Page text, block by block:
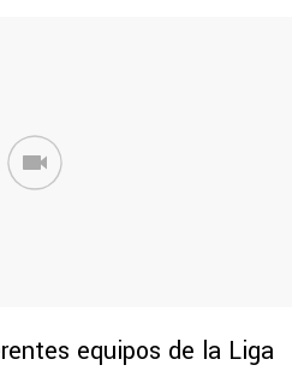
equipos de la Liga